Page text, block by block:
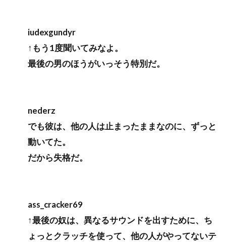
iudexgundyr
↑もう1度聞いてみなよ。
最後の男のほうがいっそう特別だ。
nederz
でも彼は、他の人は止まったままなのに、ずっと
動いてた。
だから失格だ。
ass_cracker69
↑最後の奴は、異なるサウンドを出すために、ち
ょっとクラッチを使って、他の人がやってないテ